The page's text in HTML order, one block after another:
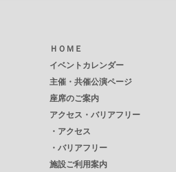
ＨＯＭＥ
イベントカレンダー
主催・共催公演ページ
座席のご案内
アクセス・バリアフリー
・ アクセス
・ バリアフリー
施設ご利用案内